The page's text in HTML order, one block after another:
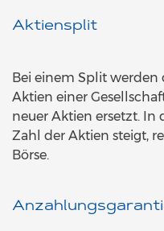
Aktiensplit
Bei einem Split
Aktien einer
neuer Aktien ersetzt. In
Zahl der Aktien steigt,
Börse.